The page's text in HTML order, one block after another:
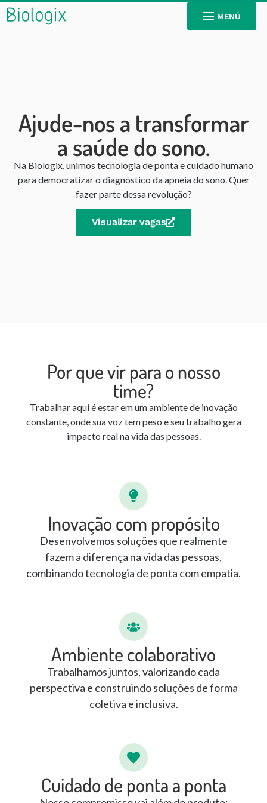
MENÚ
Ajude-nos a transformar
a saúde do sono.
Na Biologix, unimos tecnologia de ponta e cuidado humano
para democratizar o diagnóstico da apneia do sono. Quer
fazer parte dessa revolução?
Visualizar vagas
Por que vir para o nosso
time?
Trabalhar aqui é estar em um ambiente de inovação
constante, onde sua voz tem peso e seu trabalho gera
impacto real na vida das pessoas.
Inovação com propósito
Desenvolvemos soluções que realmente
fazem a diferença na vida das pessoas,
combinando tecnologia de ponta com empatia.
Ambiente colaborativo
Trabalhamos juntos, valorizando cada
perspectiva e construindo soluções de forma
coletiva e inclusiva.
Cuidado de ponta a ponta